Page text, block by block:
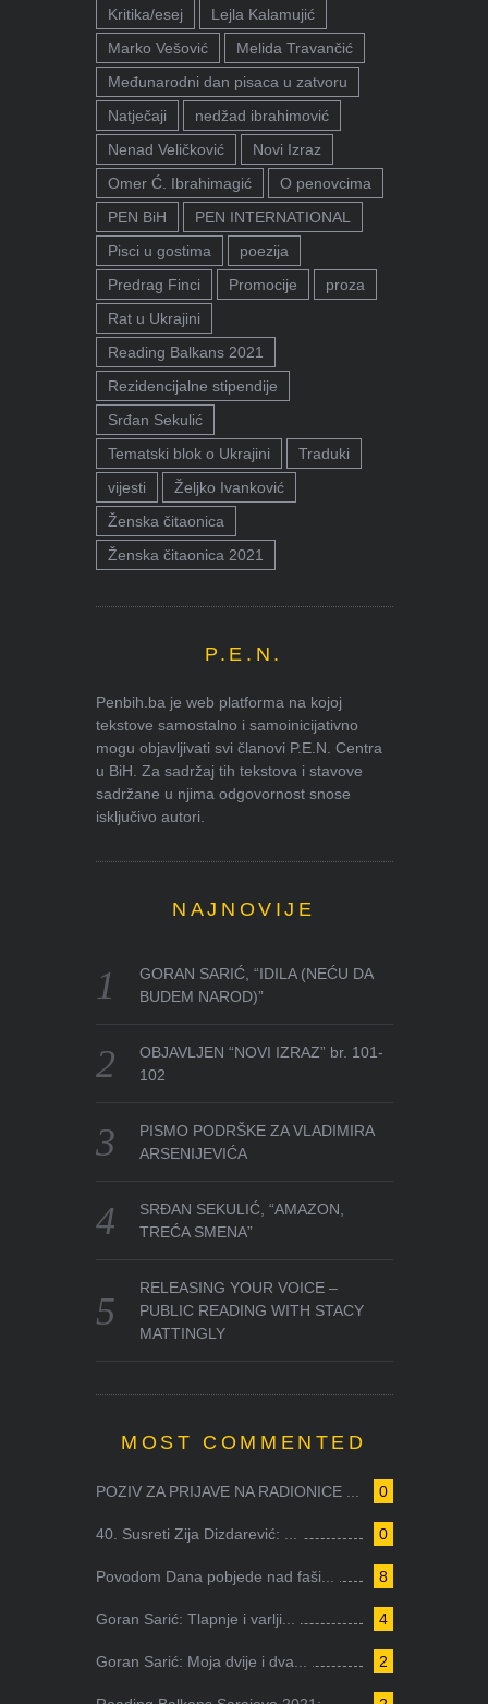
Kritika/esej
Lejla Kalamujić
Marko Vešović
Melida Travančić
Međunarodni dan pisaca u zatvoru
Natječaji
nedžad ibrahimović
Nenad Veličković
Novi Izraz
Omer Ć. Ibrahimagić
O penovcima
PEN BiH
PEN INTERNATIONAL
Pisci u gostima
poezija
Predrag Finci
Promocije
proza
Rat u Ukrajini
Reading Balkans 2021
Rezidencijalne stipendije
Srđan Sekulić
Tematski blok o Ukrajini
Traduki
vijesti
Željko Ivanković
Ženska čitaonica
Ženska čitaonica 2021
P.E.N.
Penbih.ba je web platforma na kojoj
tekstove samostalno i samoinicijativno
mogu objavljivati svi članovi P.E.N. Centra
u BiH. Za sadržaj tih tekstova i stavove
sadržane u njima odgovornost snose
isključivo autori.
NAJNOVIJE
GORAN SARIĆ, “IDILA (NEĆU DA
BUDEM NAROD)”
OBJAVLJEN “NOVI IZRAZ” br. 101-
102
PISMO PODRŠKE ZA VLADIMIRA
ARSENIJEVIĆA
SRĐAN SEKULIĆ, “AMAZON,
TREĆA SMENA”
RELEASING YOUR VOICE –
PUBLIC READING WITH STACY
MATTINGLY
MOST COMMENTED
0
POZIV ZA PRIJAVE NA RADIONICE ...
0
40. Susreti Zija Dizdarević: ...
8
Povodom Dana pobjede nad faši...
4
Goran Sarić: Tlapnje i varlji...
2
Goran Sarić: Moja dvije i dva...